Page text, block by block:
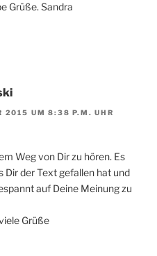
Grüße. Sandra
2015 UM 8:38 P.M. UHR
Weg von Dir zu hören. Es
Dir der Text gefallen hat und
auf Deine Meinung zu
Grüße